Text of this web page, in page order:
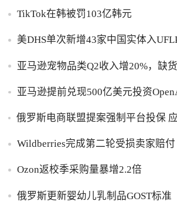
TikTok在韩被罚103亿韩元
美DHS单次新增43家中国实体入
亚马逊宠物品类Q2收入增20%，缺
亚马逊提前兑现500亿美元投资
俄罗斯电商联盟提案强制平台投保
Wildberries完成第二轮受损卖家赔付
Ozon返校季采购量暴增2.2倍
俄罗斯更新婴幼儿乳制品GOST标准